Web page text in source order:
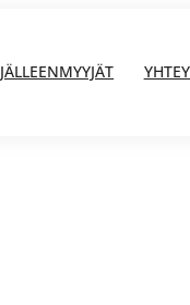
JÄLLEENMYYJÄT